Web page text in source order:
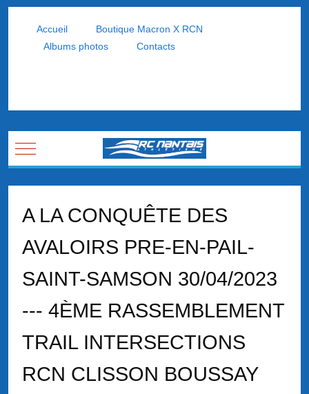
Accueil
Boutique Macron X RCN
Albums photos
Contacts
Mobile Menu Toggle
A LA CONQUÊTE DES
AVALOIRS PRE-EN-PAIL-
SAINT-SAMSON 30/04/2023
--- 4ÈME RASSEMBLEMENT
TRAIL INTERSECTIONS
RCN CLISSON BOUSSAY